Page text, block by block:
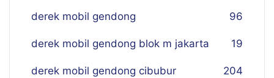
derek mobil gendong 96
derek mobil gendong blok m jakarta 19
derek mobil gendong cibubur 204